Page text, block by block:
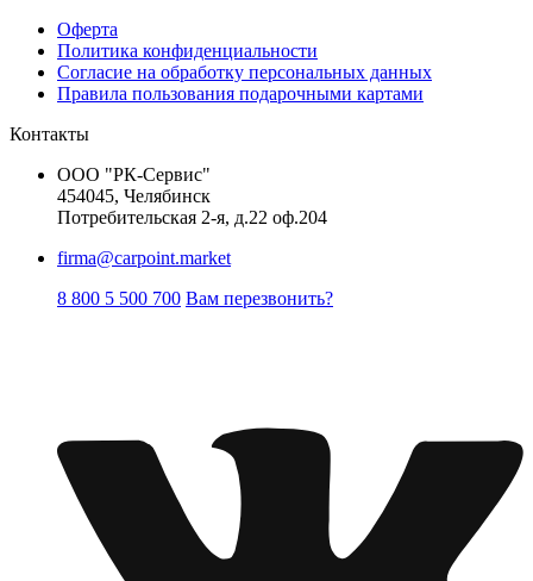
Оферта
Политика конфиденциальности
Согласие на обработку персональных данных
Правила пользования подарочными картами
Контакты
ООО "РК-Сервис"
454045, Челябинск
Потребительская 2-я, д.22 оф.204
firma@carpoint.market
8 800 5 500 700 Вам перезвонить?